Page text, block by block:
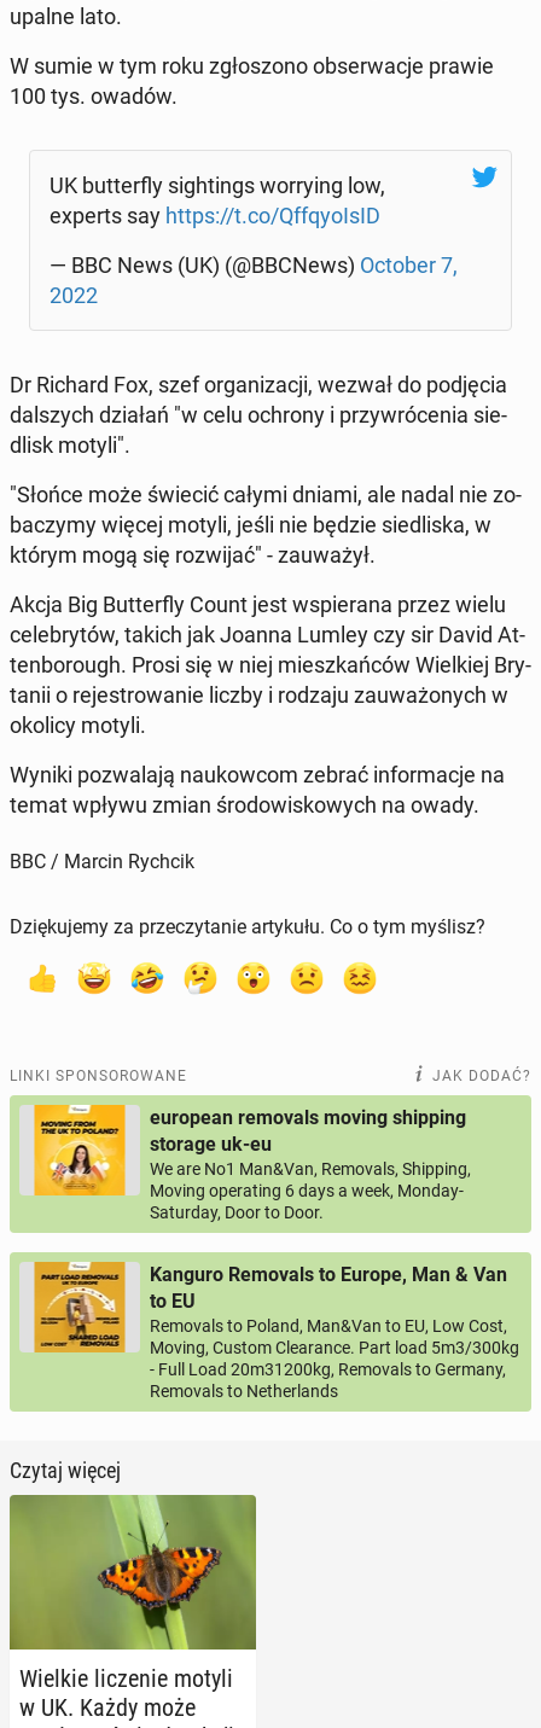
upalne lato.
W sumie w tym roku zgło­szo­no ob­ser­wa­cje prawie
100 tys. owadów.
UK but­ter­fly si­gh­tings wor­ry­ing low,
experts say https://t.co/Qf­fqy­oIsID
— BBC News (UK) (@BBCNews) October 7,
2022
Dr Richard Fox, szef or­ga­ni­za­cji, wezwał do pod­ję­cia
dal­szych działań "w celu ochrony i przy­wró­ce­nia sie­
dlisk motyli".
"Słońce może świecić całymi dniami, ale nadal nie zo­
ba­czy­my więcej motyli, jeśli nie będzie sie­dli­ska, w
którym mogą się roz­wi­jać" - za­uwa­żył.
Akcja Big But­ter­fly Count jest wspie­ra­na przez wielu
ce­le­bry­tów, takich jak Joanna Lumley czy sir David At­
ten­bo­ro­ugh. Prosi się w niej miesz­kań­ców Wiel­kiej Bry­
ta­nii o re­je­stro­wa­nie liczby i rodzaju za­uwa­żo­nych w
okolicy motyli.
Wyniki po­zwa­la­ją na­ukow­com zebrać in­for­ma­cje na
temat wpływu zmian śro­do­wi­sko­wych na owady.
BBC / Marcin Rychcik
Dziękujemy za przeczytanie artykułu. Co o tym myślisz?
LINKI SPONSOROWANE JAK DODAĆ?
european removals moving shipping
storage uk-eu
We are No1 Man&Van, Removals, Shipping,
Moving operating 6 days a week, Monday-
Saturday, Door to Door.
Kanguro Removals to Europe, Man & Van
to EU
Removals to Poland, Man&Van to EU, Low Cost,
Moving, Custom Clearance. Part load 5m3/300kg
- Full Load 20m31200kg, Removals to Germany,
Removals to Netherlands
Czytaj więcej
Wielkie li­cze­nie motyli
w UK. Każdy może